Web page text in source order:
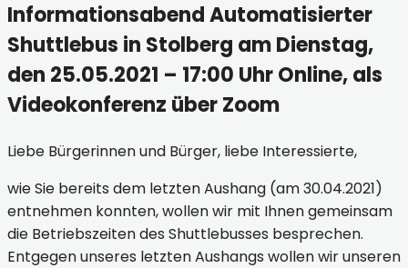
Informationsabend Automatisierter
Shuttlebus in Stolberg am Dienstag,
den 25.05.2021 – 17:00 Uhr Online, als
Videokonferenz über Zoom
Liebe Bürgerinnen und Bürger, liebe Interessierte,
wie Sie bereits dem letzten Aushang (am 30.04.2021)
entnehmen konnten, wollen wir mit Ihnen gemeinsam
die Betriebszeiten des Shuttlebusses besprechen.
Entgegen unseres letzten Aushangs wollen wir unseren